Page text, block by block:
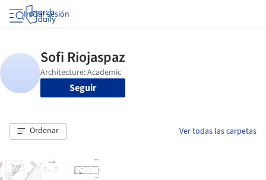
Iniciar sesión
Seguir
Ordenar Ver todas las carpetas